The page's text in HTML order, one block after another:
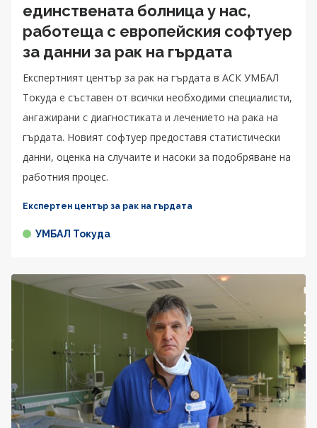
единствената болница у нас,
работеща с европейския софтуер
за данни за рак на гърдата
Експертният център за рак на гърдата в АСК УМБАЛ
Токуда е съставен от всички необходими специалисти,
ангажирани с диагностиката и лечението на рака на
гърдата. Новият софтуер предоставя статистически
данни, оценка на случаите и насоки за подобряване на
работния процес.
Експертен център за рак на гърдата
УМБАЛ Токуда